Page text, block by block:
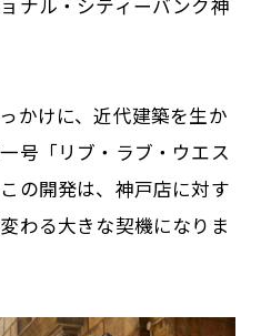
かけに、近代建築を生か
号「リブ・ラブ・ウエス
の開発は、神戸店に対す
わる大きな契機になりま